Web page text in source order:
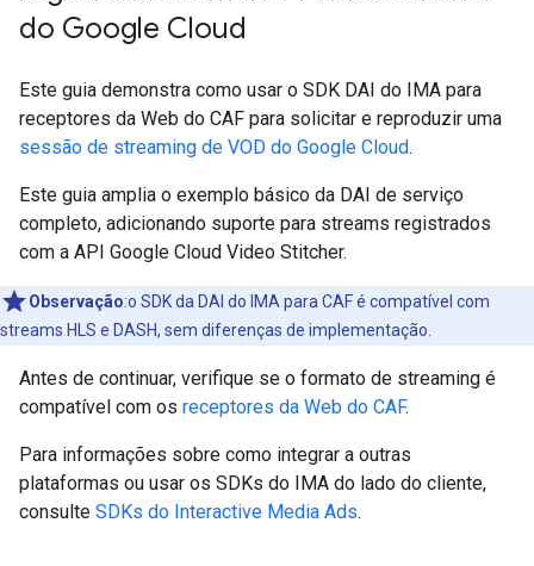
do Google Cloud
Este guia demonstra como usar o SDK DAI do IMA para
receptores da Web do CAF para solicitar e reproduzir uma
sessão de streaming de VOD do Google Cloud.
Este guia amplia o exemplo básico da DAI de serviço
completo, adicionando suporte para streams registrados
com a API Google Cloud Video Stitcher.
Observação:o SDK da DAI do IMA para CAF é compatível com
streams HLS e DASH, sem diferenças de implementação.
Antes de continuar, verifique se o formato de streaming é
compatível com os receptores da Web do CAF.
Para informações sobre como integrar a outras
plataformas ou usar os SDKs do IMA do lado do cliente,
consulte SDKs do Interactive Media Ads.